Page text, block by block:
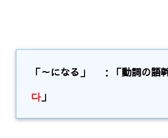
「～になる」 ： 「動詞の語
다」